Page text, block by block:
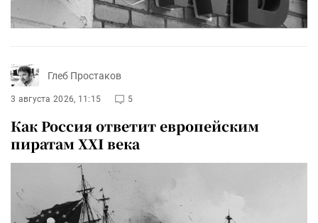
Глеб Простаков
3 августа 2026, 11:15 5
Как Россия ответит европейским
пиратам XXI века